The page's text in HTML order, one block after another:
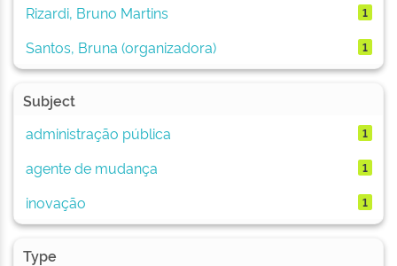
Rizardi, Bruno Martins 1
Santos, Bruna (organizadora) 1
Subject
administração pública
1
agente de mudança 1
inovação 1
Type